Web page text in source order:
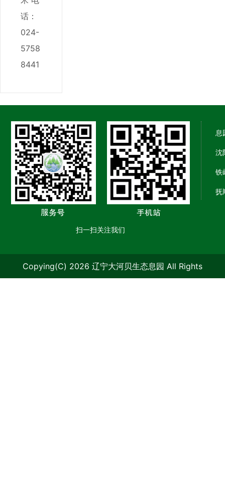
话：
024-
5758
8441
扫一扫关注我们
息
沈
铁
抚
Copying(C) 2026 辽宁大河贝生态息园 All Rights